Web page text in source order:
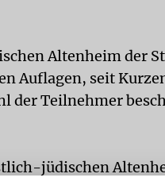
Altenheim der
Auflagen, seit
der Teilnehmer
jüdischen